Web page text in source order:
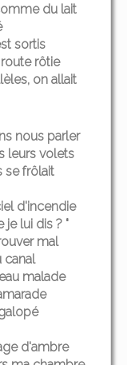
du lait
sortis
rôtie
on allait
nous parler
leurs volets
se frôlait
d'incendie
je lui dis ? "
mal
canal
malade
d'ambre